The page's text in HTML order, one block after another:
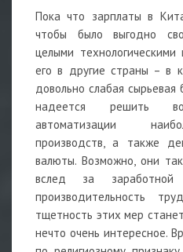
Пока что зарплаты в
чтобы было выгодно
целыми
его в другие страны – в
довольно слабая сырьевая
надеется решить
автоматизации
производств, а также
валюты. Возможно, они
вслед за
производительность
тщетность этих мер
нечто очень интересное.